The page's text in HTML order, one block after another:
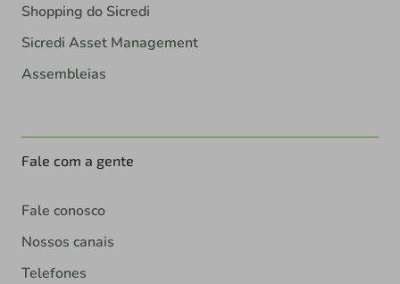
Shopping do Sicredi
Sicredi Asset Management
Assembleias
Fale com a gente
Fale conosco
Nossos canais
Telefones